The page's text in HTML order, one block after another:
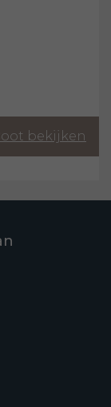
bekijken